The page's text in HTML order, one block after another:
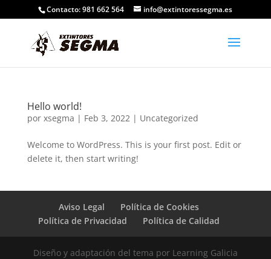
Contacto: 981 662 564 info@extintoressegma.es
Hello world!
por xsegma | Feb 3, 2022| Uncategorized
Welcome to WordPress. This is your first post. Edit or
delete it, then start writing!
Aviso Legal
Política de Cookies
Política de Privacidad
Política de Calidad
Diseño y adaptación del tema por Learning Galicia